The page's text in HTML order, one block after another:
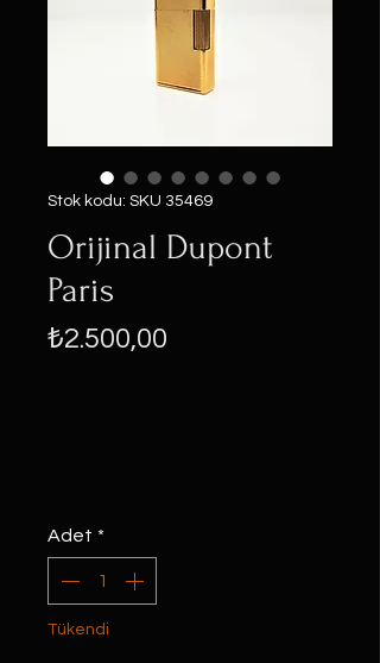
Stok kodu: SKU 35469
Orijinal Dupont
Paris
₺2.500,00
Adet *
Tükendi